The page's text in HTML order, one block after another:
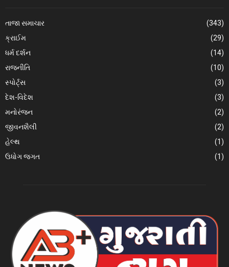
તાજા સમાચાર
(343)
ક્રાઈમ
(29)
ધર્મ દર્શન
(14)
રાજનીતિ
(10)
સ્પોર્ટ્સ
(3)
દેશ-વિદેશ
(3)
મનોરંજન
(2)
જીવનશૈલી
(2)
હેલ્થ
(1)
ઉધોગ જગત
(1)